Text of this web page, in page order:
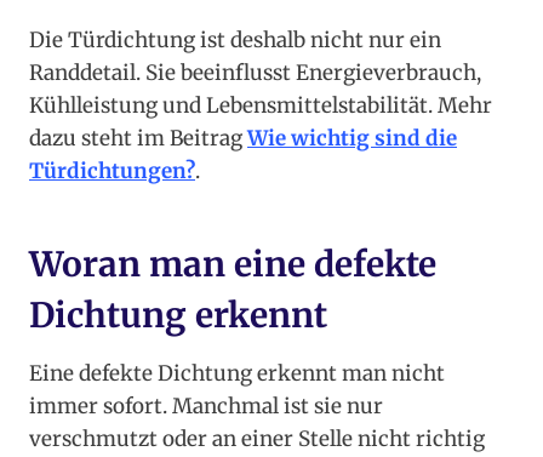
Die Türdichtung ist deshalb nicht nur ein
Randdetail. Sie beeinflusst Energieverbrauch,
Kühlleistung und Lebensmittelstabilität. Mehr
dazu steht im BeitragWie wichtig sind die
Türdichtungen?.
Woran man eine defekte
Dichtung erkennt
Eine defekte Dichtung erkennt man nicht
immer sofort. Manchmal ist sie nur
verschmutzt oder an einer Stelle nicht richtig